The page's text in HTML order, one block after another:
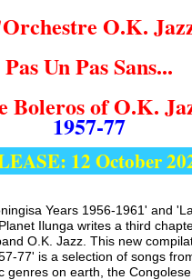
O.K.
Pas Un Pas Sans...
Boleros of O.K.
1957-77
12 October
Years 1956-1961' and
Ilunga writes a third
O.K. Jazz. This new
77' is a selection of songs
genres on earth, the